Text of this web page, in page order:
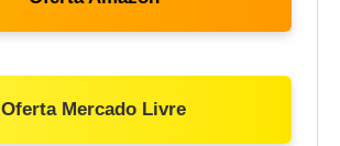
Oferta Mercado Livre